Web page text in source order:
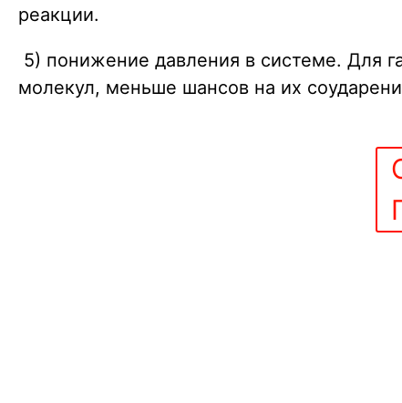
реакции.
5) понижение давления в системе. Для
молекул, меньше шансов на их